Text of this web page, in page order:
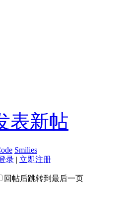
表新帖
Smilies
录 | 立即注册
回帖后跳转到最后一页